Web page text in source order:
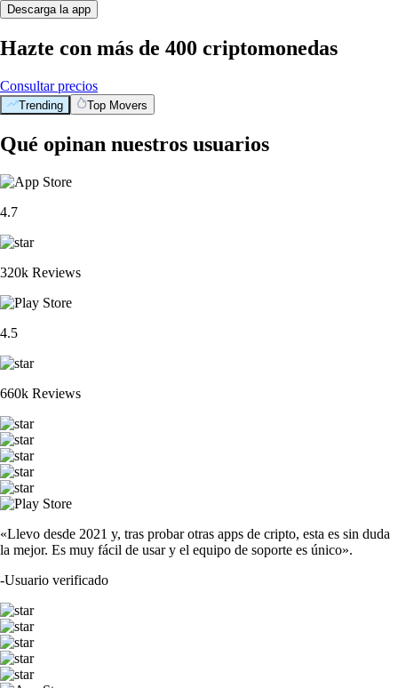
Descarga la app
Hazte con más de 400 criptomonedas
Consultar precios
Trending Top Movers
Qué opinan nuestros usuarios
4.7
320k Reviews
4.5
660k Reviews
«Llevo desde 2021 y, tras probar otras apps de cripto, esta es sin duda
la mejor. Es muy fácil de usar y el equipo de soporte es único».
-Usuario verificado